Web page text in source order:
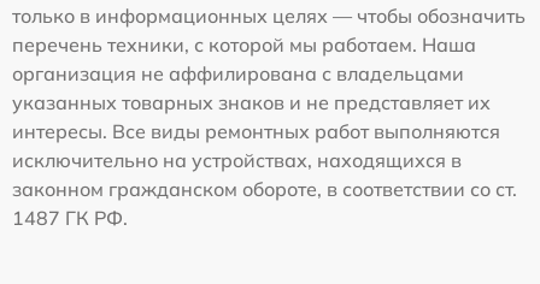
только в информационных целях — чтобы обозначить
перечень техники, с которой мы работаем. Наша
организация не аффилирована с владельцами
указанных товарных знаков и не представляет их
интересы. Все виды ремонтных работ выполняются
исключительно на устройствах, находящихся в
законном гражданском обороте, в соответствии со ст.
1487 ГК РФ.